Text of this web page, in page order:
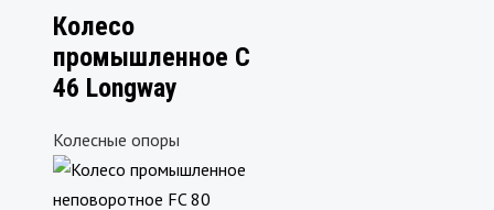
Колесо
промышленное C
46 Longway
Колесные опоры